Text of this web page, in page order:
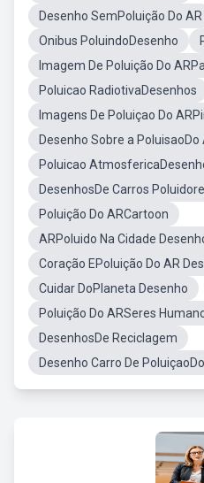
Desenho SemPoluição Do AR
Onibus PoluindoDesenho
Imagem De Poluição Do
Poluicao RadiotivaDesenhos
Imagens De Poluiçao Do
Desenho Sobre a PoluisaoDo
Poluicao
DesenhosDe Carros
Poluição Do ARCartoon
ARPoluido Na Cidade
Coração EPoluição Do AR
Cuidar DoPlaneta Desenho
Poluição Do ARSeres
DesenhosDe Reciclagem
Desenho Carro De